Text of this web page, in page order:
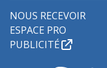
NOUS RECEVOIR
ESPACE PRO
PUBLICITÉ